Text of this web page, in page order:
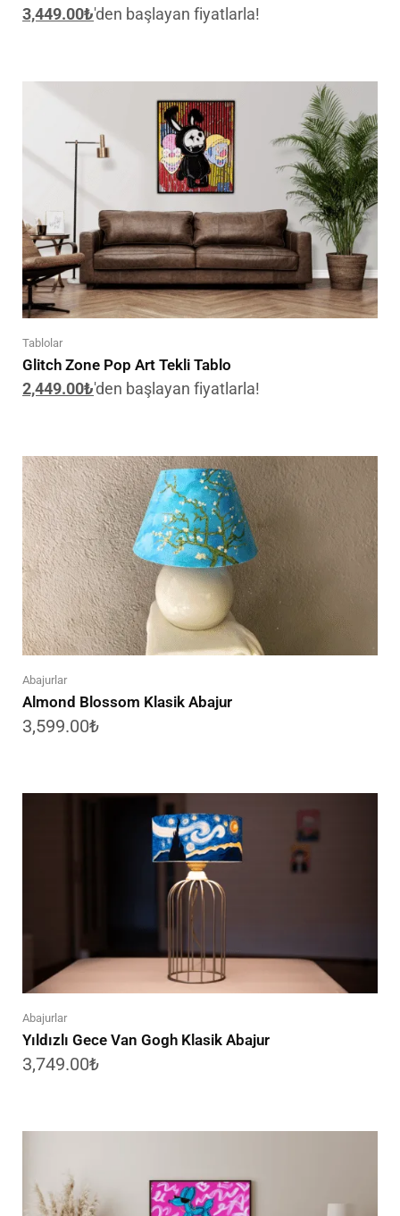
3,449.00₺'den başlayan fiyatlarla!
Tablolar
Glitch Zone Pop Art Tekli Tablo
2,449.00₺'den başlayan fiyatlarla!
Abajurlar
Almond Blossom Klasik Abajur
3,599.00₺
Abajurlar
Yıldızlı Gece Van Gogh Klasik Abajur
3,749.00₺